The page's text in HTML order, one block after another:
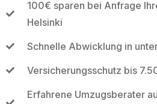
100€ sparen bei Anfrage
Helsinki
Schnelle Abwicklung in
Versicherungsschutz bis
Erfahrene Umzugsberater